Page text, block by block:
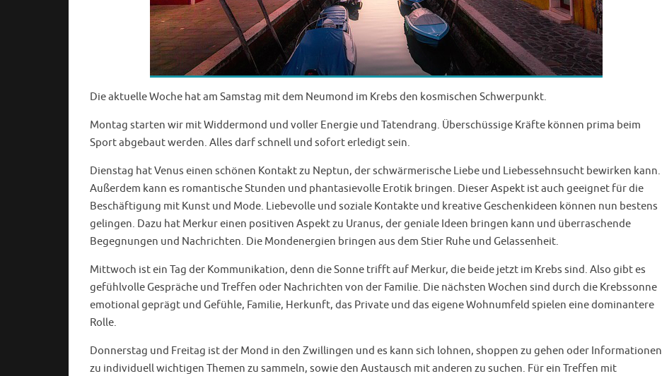
Die aktuelle Woche hat am Samstag mit dem Neumond im Krebs den kosmischen Schwerpunkt.
Montag starten wir mit Widdermond und voller Energie und Tatendrang. Überschüssige Kräfte können prima beim
Sport abgebaut werden. Alles darf schnell und sofort erledigt sein.
Dienstag hat Venus einen schönen Kontakt zu Neptun, der schwärmerische Liebe und Liebessehnsucht bewirken kann.
Außerdem kann es romantische Stunden und phantasievolle Erotik bringen. Dieser Aspekt ist auch geeignet für die
Beschäftigung mit Kunst und Mode. Liebevolle und soziale Kontakte und kreative Geschenkideen können nun bestens
gelingen. Dazu hat Merkur einen positiven Aspekt zu Uranus, der geniale Ideen bringen kann und überraschende
Begegnungen und Nachrichten. Die Mondenergien bringen aus dem Stier Ruhe und Gelassenheit.
Mittwoch ist ein Tag der Kommunikation, denn die Sonne trifft auf Merkur, die beide jetzt im Krebs sind. Also gibt es
gefühlvolle Gespräche und Treffen oder Nachrichten von der Familie. Die nächsten Wochen sind durch die Krebssonne
emotional geprägt und Gefühle, Familie, Herkunft, das Private und das eigene Wohnumfeld spielen eine dominantere
Rolle.
Donnerstag und Freitag ist der Mond in den Zwillingen und es kann sich lohnen, shoppen zu gehen oder Informationen
zu individuell wichtigen Themen zu sammeln, sowie den Austausch mit anderen zu suchen. Für ein Treffen mit